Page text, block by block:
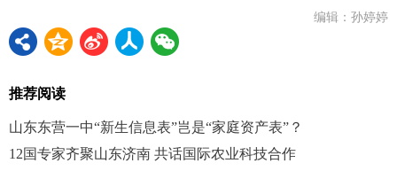
编辑：孙婷婷
推荐阅读
山东东营一中“新生信息表”岂是“家庭资产表”？
12国专家齐聚山东济南 共话国际农业科技合作